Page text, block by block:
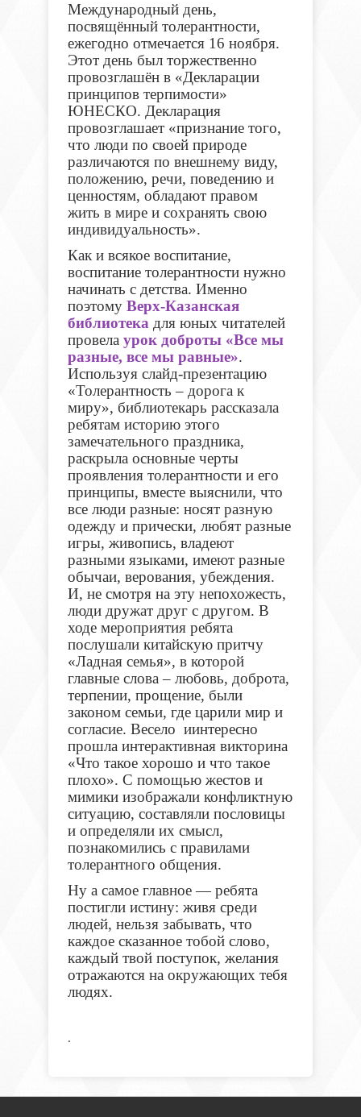
Международный день,
посвящённый толерантности,
ежегодно отмечается 16 ноября.
Этот день был торжественно
провозглашён в «Декларации
принципов терпимости»
ЮНЕСКО. Декларация
провозглашает «признание того,
что люди по своей природе
различаются по внешнему виду,
положению, речи, поведению и
ценностям, обладают правом
жить в мире и сохранять свою
индивидуальность».
Как и всякое воспитание,
воспитание толерантности нужно
начинать с детства. Именно
поэтомуВерх-Казанская
библиотекадля юных читателей
провела урок доброты «Все мы
разные, все мы равные».
Используя слайд-презентацию
«Толерантность – дорога к
миру», библиотекарь рассказала
ребятам историю этого
замечательного праздника,
раскрыла основные черты
проявления толерантности и его
принципы, вместе выяснили, что
все люди разные: носят разную
одежду и прически, любят разные
игры, живопись, владеют
разными языками, имеют разные
обычаи, верования, убеждения.
И, не смотря на эту непохожесть,
люди дружат друг с другом. В
ходе мероприятия ребята
послушали китайскую притчу
«Ладная семья», в которой
главные слова – любовь, доброта,
терпении, прощение, были
законом семьи, где царили мир и
согласие. Весело иинтересно
прошла интерактивная викторина
«Что такое хорошо и что такое
плохо». С помощью жестов и
мимики изображали конфликтную
ситуацию, составляли пословицы
и определяли их смысл,
познакомились с правилами
толерантного общения.
Ну а самое главное — ребята
постигли истину: живя среди
людей, нельзя забывать, что
каждое сказанное тобой слово,
каждый твой поступок, желания
отражаются на окружающих тебя
людях.
.